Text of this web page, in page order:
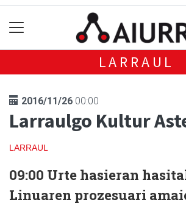
LARRAUL
2016/11/26 00:00
Larraulgo Kultur
LARRAUL
09:00 Urte hasieran
Linuaren prozesuari